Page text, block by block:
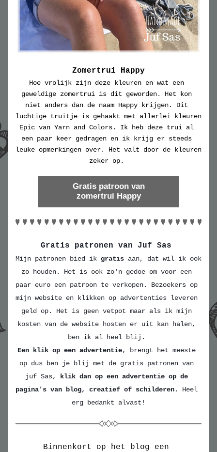
Zomertrui Happy
Hoe vrolijk zijn deze kleuren en wat een
geweldige zomertrui is dit geworden. Het kon
niet anders dan de naam Happy krijgen. Dit
luchtige truitje is gehaakt met allerlei kleuren
Epic van Yarn and Colors. Ik heb deze trui al
een paar keer gedragen en ik krijg er steeds
leuke opmerkingen over. Het valt door de kleuren
zeker op.
Gratis patroon van
zomertrui Happy
Gratis patronen van Juf Sas
Mijn patronen bied ik gratis aan, dat wil ik ook
zo houden. Het is ook zo'n gedoe om voor een
paar euro een patroon te verkopen. Bezoekers op
mijn website en klikken op advertenties leveren
geld op. Het is geen vetpot maar als ik mijn
kosten van de website hosten er uit kan halen,
ben ik al heel blij.
Een klik op een advertentie, brengt het meeste
op dus ben je blij met de gratis patronen van
juf Sas,
klik dan op een advertentie op de
pagina's van blog, creatief of schilderen. Heel
erg bedankt alvast!
Binnenkort op het blog een